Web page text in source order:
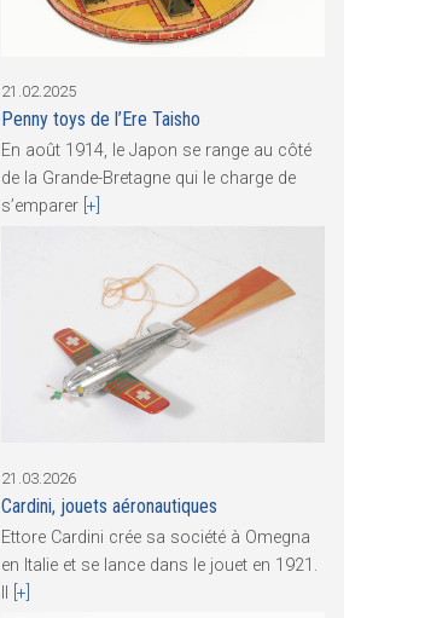
21.02.2025
Penny toys de l’Ere Taisho
En août 1914, le Japon se range au côté
de la Grande-Bretagne qui le charge de
s’emparer [+]
21.03.2026
Cardini, jouets aéronautiques
Ettore Cardini crée sa société à Omegna
en Italie et se lance dans le jouet en 1921.
[+]